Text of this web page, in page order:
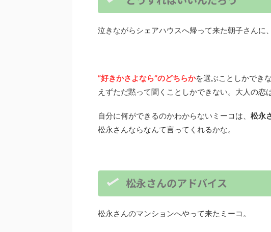
泣きながらシェアハウスへ帰って来た朝子さんに
”好きかさよなら”のどちらかを選ぶことしかでき
えずただ黙って聞くことしかできない。大人の恋
自分に何ができるのかわからないミーコは、 松永
松永さんならなんて言ってくれるかな。
松永さんのアドバイス
松永さんのマンションへやって来たミーコ。